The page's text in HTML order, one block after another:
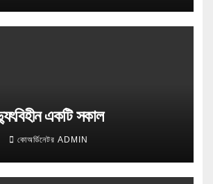
একটি সকাল
কোঅর্ডিনেটর ADMIN